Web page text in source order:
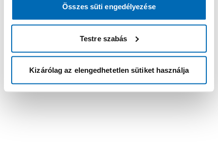
Összes süti engedélyezése
Testre szabás
Kizárólag az elengedhetetlen sütiket használja